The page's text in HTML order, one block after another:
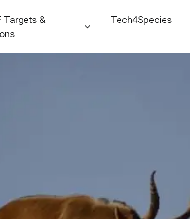
Targets &
Tech4Species